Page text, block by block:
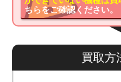
ちらをご確認ください。
買取方